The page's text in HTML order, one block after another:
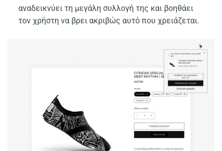
αναδεικνύει τη μεγάλη συλλογή της και βοηθάει
τον χρήστη να βρει ακριβώς αυτό που χρειάζεται.